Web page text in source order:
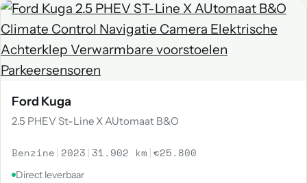
Ford Kuga
2.5 PHEV St-Line X AUtomaat B&O
Benzine | 2023 | 31.902 km |€25.800
Direct leverbaar